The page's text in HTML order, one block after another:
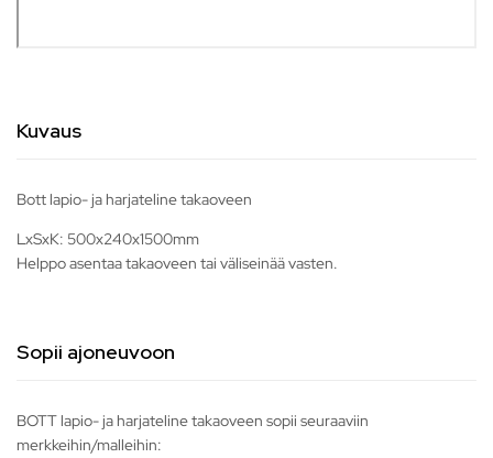
Kuvaus
Bott lapio- ja harjateline takaoveen
LxSxK: 500x240x1500mm
Helppo asentaa takaoveen tai väliseinää vasten.
Sopii ajoneuvoon
BOTT lapio- ja harjateline takaoveen sopii seuraaviin
merkkeihin/malleihin: